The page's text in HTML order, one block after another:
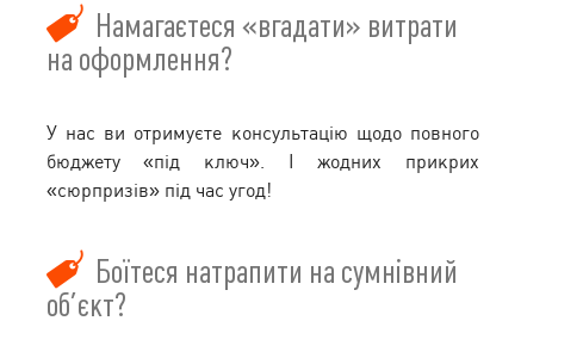
Намагаєтеся «вгадати» витрати
на оформлення?
У нас ви отримуєте консультацію щодо повного
бюджету «під ключ». І жодних прикрих
«сюрпризів» під час угод!
Боїтеся натрапити на сумнівний
об’єкт?